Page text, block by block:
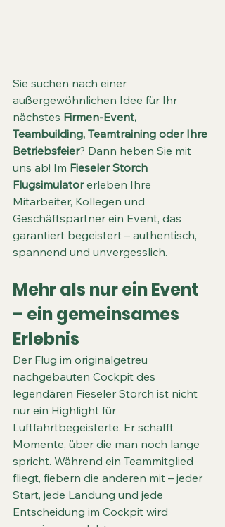
Sie suchen nach einer
außergewöhnlichen Idee für Ihr
nächstes Firmen-Event,
Teambuilding, Teamtraining oder Ihre
Betriebsfeier? Dann heben Sie mit
uns ab! Im Fieseler Storch
Flugsimulator erleben Ihre
Mitarbeiter, Kollegen und
Geschäftspartner ein Event, das
garantiert begeistert – authentisch,
spannend und unvergesslich.
Mehr als nur ein Event
– ein gemeinsames
Erlebnis
Der Flug im originalgetreu
nachgebauten Cockpit des
legendären Fieseler Storch ist nicht
nur ein Highlight für
Luftfahrtbegeisterte. Er schafft
Momente, über die man noch lange
spricht. Während ein Teammitglied
fliegt, fiebern die anderen mit – jeder
Start, jede Landung und jede
Entscheidung im Cockpit wird